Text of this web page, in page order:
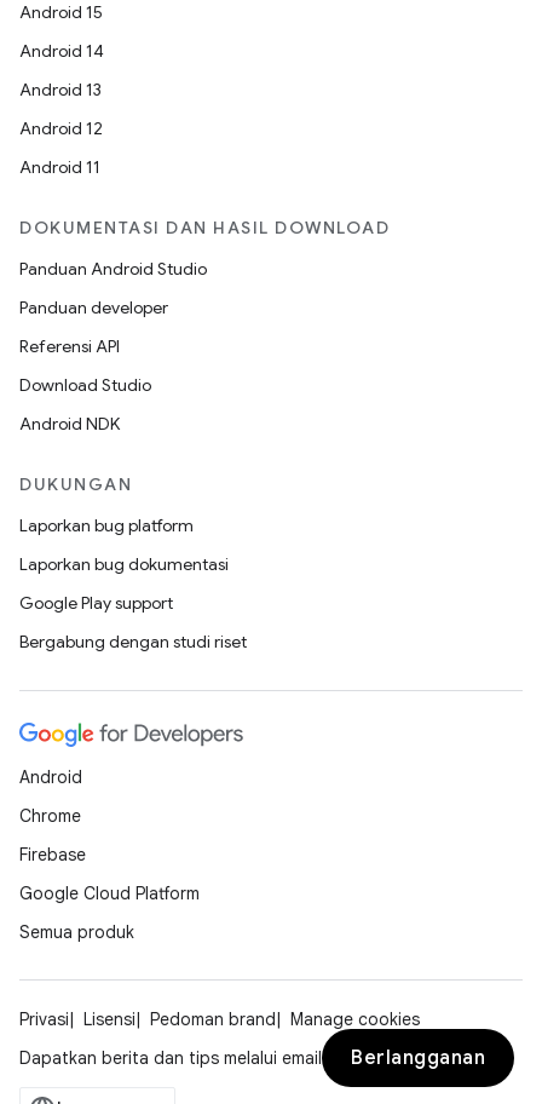
Android 15
Android 14
Android 13
Android 12
Android 11
DOKUMENTASI DAN HASIL DOWNLOAD
Panduan Android Studio
Panduan developer
Referensi API
Download Studio
Android NDK
DUKUNGAN
Laporkan bug platform
Laporkan bug dokumentasi
Google Play support
Bergabung dengan studi riset
Android
Chrome
Firebase
Google Cloud Platform
Semua produk
Privasi Lisensi Pedoman brand
Manage cookies
Dapatkan berita dan tips melalui email
Berlangganan